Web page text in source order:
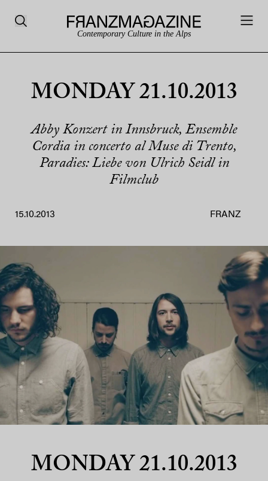
Contemporary Culture in the Alps
MONDAY 21.10.2013
Abby Konzert in Innsbruck, Ensemble
Cordia in concerto al Muse di Trento,
Paradies: Liebe von Ulrich Seidl in
Filmclub
15.10.2013 FRANZ
MONDAY 21.10.2013